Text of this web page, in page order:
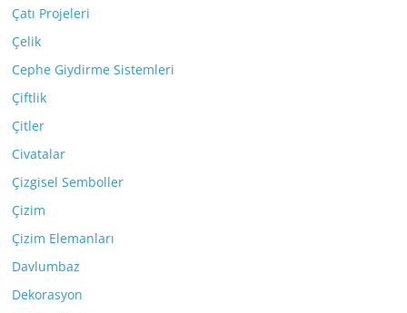
Çatı Projeleri
Çelik
Cephe Giydirme Sistemleri
Çiftlik
Çitler
Civatalar
Çizgisel Semboller
Çizim
Çizim Elemanları
Davlumbaz
Dekorasyon